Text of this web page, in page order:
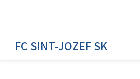
FC SINT-JOZEF SK